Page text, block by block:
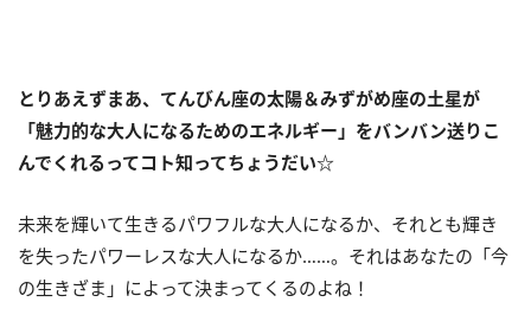
とりあえずまあ、てんびん座の太陽＆みずがめ座の土星が
「魅力的な大人になるためのエネルギー」をバンバン送りこ
んでくれるってコト知ってちょうだい☆
未来を輝いて生きるパワフルな大人になるか、それとも輝き
を失ったパワーレスな大人になるか……。それはあなたの「今
の生きざま」によって決まってくるのよね！